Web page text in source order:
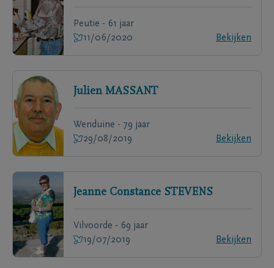
Peutie - 61 jaar
11/06/2020
Bekijken
Julien MASSANT
Wenduine - 79 jaar
29/08/2019
Bekijken
Jeanne Constance STEVENS
Vilvoorde - 69 jaar
19/07/2019
Bekijken